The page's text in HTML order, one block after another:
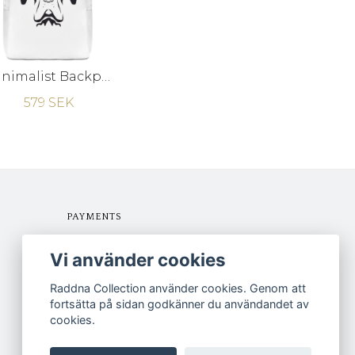
Minimalist Backpack - Raddna - White - One Size
579 SEK
PAYMENTS
FOLLOW US
Vi använder cookies
Raddna Collection använder cookies. Genom att
fortsätta på sidan godkänner du användandet av
cookies.